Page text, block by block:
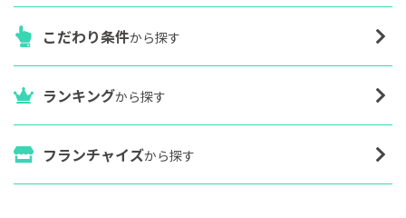
こだわり条件から探す
ランキングから探す
フランチャイズから探す